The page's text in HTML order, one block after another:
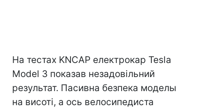
На тестах KNCAP електрокар Tesla
Model 3 показав незадовільний
результат. Пасивна безпека моделы
на висоті, а ось велосипедиста